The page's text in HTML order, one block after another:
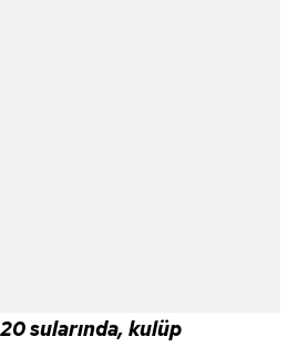
sularında, kulüp